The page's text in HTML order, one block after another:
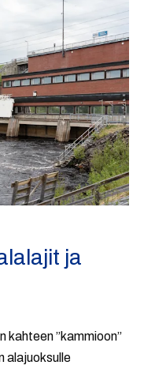
ja
kahteen ”kammioon”
alajuoksulle